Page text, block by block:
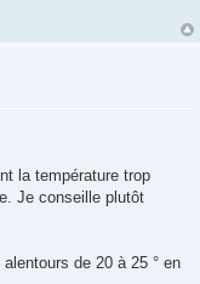
la température trop
Je conseille plutôt
de 20 à 25 ° en